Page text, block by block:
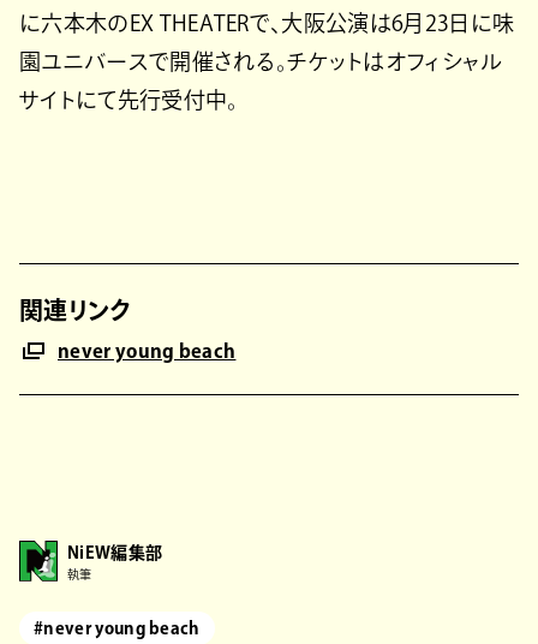
に六本木のEX THEATERで、大阪公演は6月23日に味
園ユニバースで開催される。チケットはオフィシャル
サイトにて先行受付中。
関連リンク
never young beach
NiEW編集部
執筆
#never young beach